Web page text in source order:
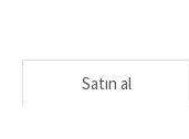
Satın al